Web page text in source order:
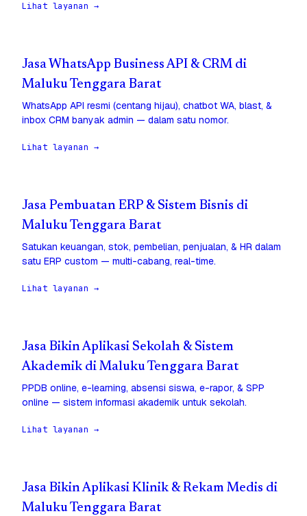
Lihat layanan →
Jasa WhatsApp Business API & CRM di
Maluku Tenggara Barat
WhatsApp API resmi (centang hijau), chatbot WA, blast, &
inbox CRM banyak admin — dalam satu nomor.
Lihat layanan →
Jasa Pembuatan ERP & Sistem Bisnis di
Maluku Tenggara Barat
Satukan keuangan, stok, pembelian, penjualan, & HR dalam
satu ERP custom — multi-cabang, real-time.
Lihat layanan →
Jasa Bikin Aplikasi Sekolah & Sistem
Akademik di Maluku Tenggara Barat
PPDB online, e-learning, absensi siswa, e-rapor, & SPP
online — sistem informasi akademik untuk sekolah.
Lihat layanan →
Jasa Bikin Aplikasi Klinik & Rekam Medis di
Maluku Tenggara Barat